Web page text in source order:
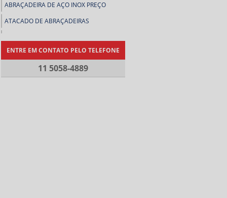
ABRAÇADEIRA DE AÇO INOX PREÇO
ATACADO DE ABRAÇADEIRAS
COMPRAR ABRAÇADEIRAS
COMPRAR CORREIAS INDUSTRIAIS
ENTRE EM CONTATO PELO TELEFONE
11 5058-4889